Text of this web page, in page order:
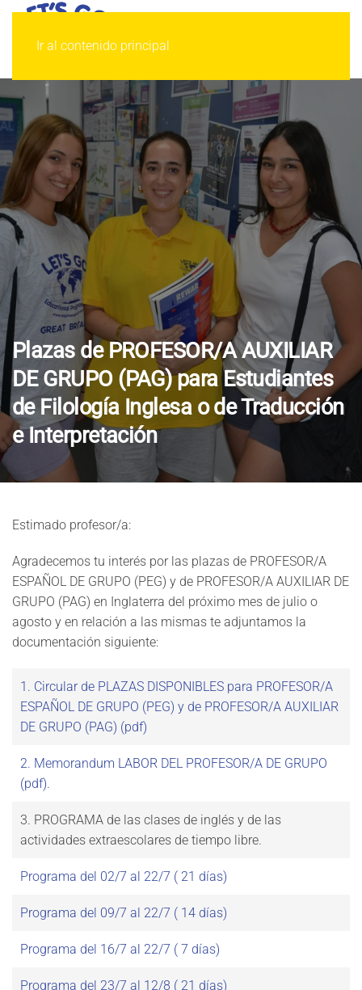
Ir al contenido principal
Plazas de PROFESOR/A AUXILIAR
DE GRUPO (PAG) para Estudiantes
de Filología Inglesa o de Traducción
e Interpretación
Estimado profesor/a:
Agradecemos tu interés por las plazas de PROFESOR/A
ESPAÑOL DE GRUPO (PEG) y de PROFESOR/A AUXILIAR DE
GRUPO (PAG) en Inglaterra del próximo mes de julio o
agosto y en relación a las mismas te adjuntamos la
documentación siguiente:
1. Circular de PLAZAS DISPONIBLES para PROFESOR/A
ESPAÑOL DE GRUPO (PEG) y de PROFESOR/A AUXILIAR
DE GRUPO (PAG) (pdf)
2. Memorandum LABOR DEL PROFESOR/A DE GRUPO
(pdf).
3. PROGRAMA de las clases de inglés y de las
actividades extraescolares de tiempo libre.
Programa del 02/7 al 22/7 ( 21 días)
Programa del 09/7 al 22/7 ( 14 días)
Programa del 16/7 al 22/7 ( 7 días)
Programa del 23/7 al 12/8 ( 21 días)